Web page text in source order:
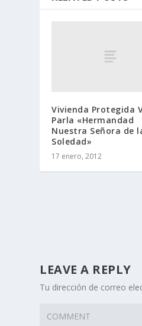
Vivienda Protegida
Parla «Hermandad
Nuestra Señora de
Soledad»
17 enero, 2012
LEAVE A REPLY
Tu dirección de correo